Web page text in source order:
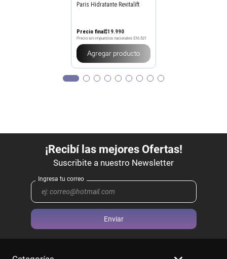
Paris Hidratante Revitalift
Precio final$19.990
Precio sin impuestos nacionales $16.521
Agregar producto
Enviar